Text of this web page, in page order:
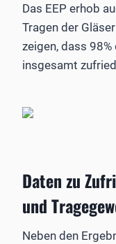
Das EEP erhob
Tragen der
zeigen, dass
insgesamt
Daten zu
und
Neben den